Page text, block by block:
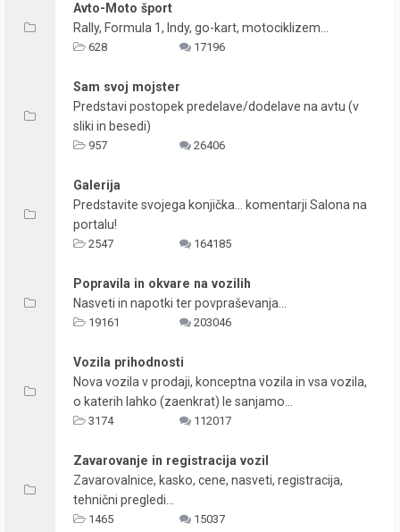
Avto-Moto šport
Rally, Formula 1, Indy, go-kart, motociklizem...
628 17196
Sam svoj mojster
Predstavi postopek predelave/dodelave na avtu (v
sliki in besedi)
957 26406
Galerija
Predstavite svojega konjička... komentarji Salona na
portalu!
2547 164185
Popravila in okvare na vozilih
Nasveti in napotki ter povpraševanja...
19161 203046
Vozila prihodnosti
Nova vozila v prodaji, konceptna vozila in vsa vozila,
o katerih lahko (zaenkrat) le sanjamo...
3174 112017
Zavarovanje in registracija vozil
Zavarovalnice, kasko, cene, nasveti, registracija,
tehnični pregledi...
1465 15037